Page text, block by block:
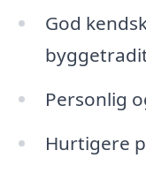
God
Personlig
Hurtigere